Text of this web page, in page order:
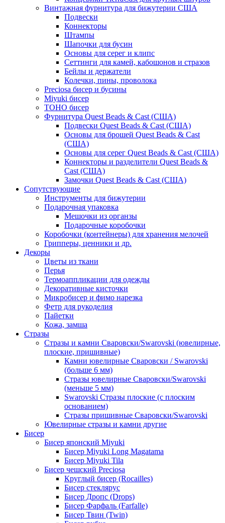
Винтажная фурнитура для бижутерии США
Подвески
Коннекторы
Штампы
Шапочки для бусин
Основы для серег и клипс
Сеттинги для камей, кабошонов и стразов
Бейлы и держатели
Колечки, пины, проволока
Preciosa бисер и бусины
Miyuki бисер
TOHO бисер
Фурнитура Quest Beads & Cast (США)
Подвески Quest Beads & Cast (США)
Основы для брошей Quest Beads & Cast
(США)
Основы для серег Quest Beads & Cast (США)
Коннекторы и разделители Quest Beads &
Cast (США)
Замочки Quest Beads & Cast (США)
Сопутствующие
Инструменты для бижутерии
Подарочная упаковка
Мешочки из органзы
Подарочные коробочки
Коробочки (контейнеры) для хранения мелочей
Грипперы, ценники и др.
Декоры
Цветы из ткани
Перья
Термоаппликации для одежды
Декоративные кисточки
Микробисер и фимо нарезка
Фетр для рукоделия
Пайетки
Кожа, замша
Стразы
Стразы и камни Сваровски/Swarovski (ювелирные,
плоские, пришивные)
Камни ювелирные Сваровски / Swarovski
(больше 6 мм)
Стразы ювелирные Сваровски/Swarovski
(меньше 5 мм)
Swarovski Стразы плоские (с плоским
основанием)
Стразы пришивные Сваровски/Swarovski
Ювелирные стразы и камни другие
Бисер
Бисер японский Miyuki
Бисер Miyuki Long Magatama
Бисер Miyuki Tila
Бисер чешский Preciosa
Круглый бисер (Rocailles)
Бисер стеклярус
Бисер Дропс (Drops)
Бисер Фарфаль (Farfalle)
Бисер Твин (Twin)